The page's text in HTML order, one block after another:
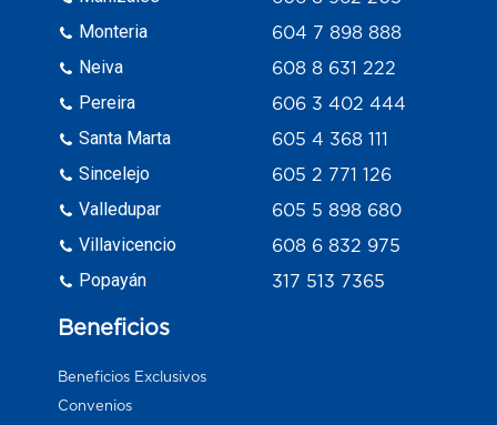
Monteria
Neiva
Pereira
Santa Marta
Sincelejo
Valledupar
Villavicencio
Popayán
604 7 898 888
608 8 631 222
606 3 402 444
605 4 368 111
605 2 771 126
605 5 898 680
608 6 832 975
317 513 7365
Beneficios
Beneficios Exclusivos
Convenios